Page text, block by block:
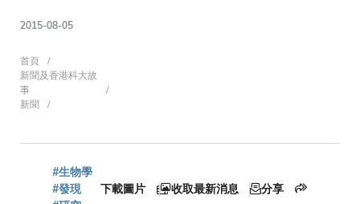
2015-08-05
導
航
首頁
新聞及香港科大故
事
新聞
#生物學
#發現
下載圖片 收取最新消息 分享